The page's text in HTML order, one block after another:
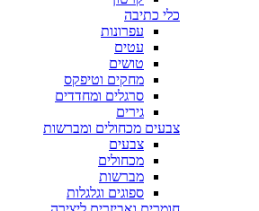
כלי כתיבה
עפרונות
עטים
טושים
מחקים וטיפקס
סרגלים ומחדדים
גירים
צבעים מכחולים ומברשות
צבעים
מכחולים
מברשות
ספוגים וגלגלות